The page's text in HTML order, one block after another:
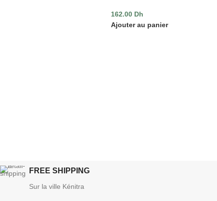
162.00 Dh
Ajouter au panier
FREE SHIPPING
Sur la ville Kénitra